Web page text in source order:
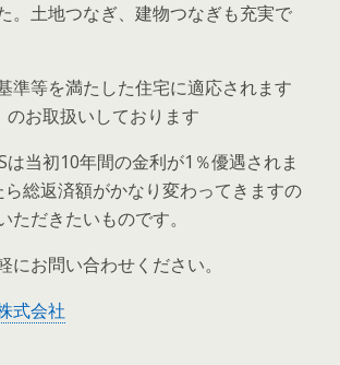
。土地つなぎ、建物つなぎも充実で
準等を満たした住宅に適応されます
のお取扱いしております
は当初10年間の金利が1％優遇されま
総返済額がかなり変わってきますの
ただきたいものです。
にお問い合わせください。
式会社